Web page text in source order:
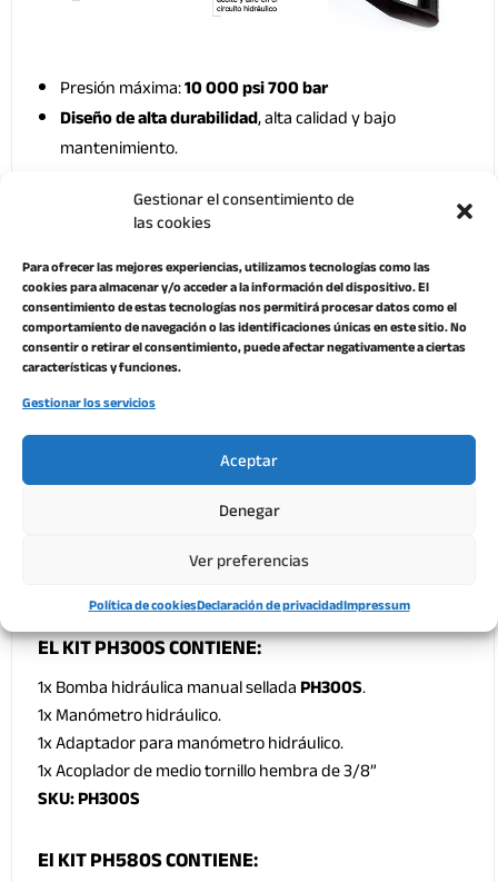
Gestionar el consentimiento de
las cookies
Para ofrecer las mejores experiencias, utilizamos tecnologías como las
cookies para almacenar y/o acceder a la información del dispositivo. El
consentimiento de estas tecnologías nos permitirá procesar datos como el
comportamiento de navegación o las identificaciones únicas en este sitio. No
consentir o retirar el consentimiento, puede afectar negativamente a ciertas
características y funciones.
Gestionar los servicios
Aceptar
Denegar
Ver preferencias
Política de cookiesDeclaración de privacidadImpressum
Presión máxima:10 000 psi 700 bar
Diseño de alta durabilidad, alta calidad y bajo
mantenimiento.
Diseño de dos velocidadespara un funcionamiento
más rápido y una menor fuerza en el mango.
Peso ligeropara un manejo sencillo.
Puede trabajarinvertidao enhorizontal
EL KIT PH300S CONTIENE:
1x Bomba hidráulica manual selladaPH300S.
1x Manómetro hidráulico.
1x Adaptador para manómetro hidráulico.
1x Acoplador de medio tornillo hembra de 3/8”
SKU: PH300S
El KIT PH580S CONTIENE: